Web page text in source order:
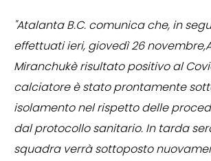
"Atalanta B.C. comunica che, in
effettuati ieri, giovedì 26
Miranchukè risultato positivo al
calciatore è stato prontamente
isolamento nel rispetto delle
dal protocollo sanitario. In tarda
squadra verrà sottoposto